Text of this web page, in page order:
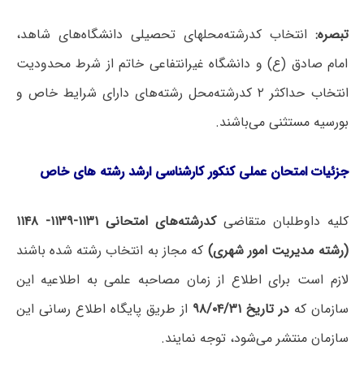
تبصره: انتخاب کدرشته‌محلهای تحصیلی دانشگاه‌های شاهد،
امام صادق (ع) و دانشگاه غیرانتفاعی خاتم از شرط محدودیت
انتخاب حداکثر ۲ کدرشته‌محل رشته‌های دارای شرایط خاص و
بورسیه مستثنی می‌باشند.
جزئیات امتحان عملی کنکور کارشناسی ارشد رشته های خاص
کلیه داوطلبان متقاضی
کدرشته‌های امتحانی ۱۱۳۱-۱۱۳۹- ۱۱۴۸
(رشته مدیریت امور شهری) که مجاز به انتخاب رشته شده باشند
لازم است برای اطلاع از زمان مصاحبه علمی به اطلاعیه‌ این
سازمان که در تاریخ ۹۸/۰۴/۳۱
از طریق پایگاه اطلاع رسانی این
سازمان منتشر می‌شود، توجه نمایند.